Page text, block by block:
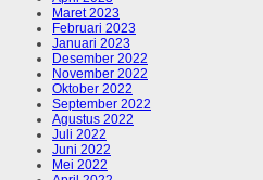
Maret 2023
Februari 2023
Januari 2023
Desember 2022
November 2022
Oktober 2022
September 2022
Agustus 2022
Juli 2022
Juni 2022
Mei 2022